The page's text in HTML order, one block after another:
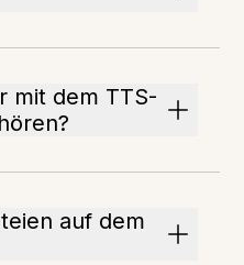
mit dem TTS-
auf dem